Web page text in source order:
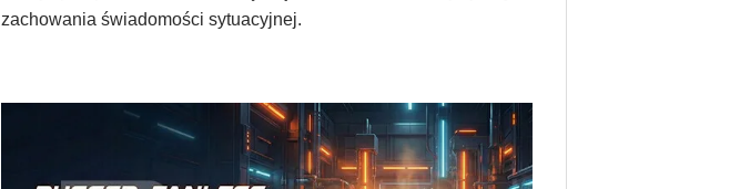
zachowania świadomości sytuacyjnej.